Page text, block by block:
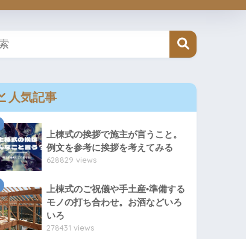
人気記事
上棟式の挨拶で施主が言うこと。
例文を参考に挨拶を考えてみる
628829 views
上棟式のご祝儀や手土産•準備する
モノの打ち合わせ。お酒などいろ
いろ
278431 views